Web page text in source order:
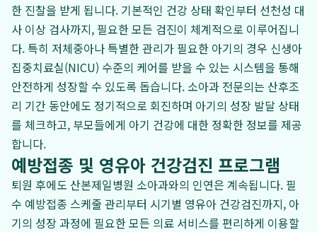
한 진찰을 받게 됩니다. 기본적인 건강 상태 확인부터 선천성 대
사 이상 검사까지, 필요한 모든 검진이 체계적으로 이루어집니
다. 특히 저체중아나 특별한 관리가 필요한 아기의 경우 신생아
집중치료실(NICU) 수준의 케어를 받을 수 있는 시스템을 통해
안전하게 성장할 수 있도록 돕습니다. 소아과 전문의는 산후조
리 기간 동안에도 정기적으로 회진하며 아기의 성장 발달 상태
를 체크하고, 부모들에게 아기 건강에 대한 정확한 정보를 제공
합니다.
예방접종 및 영유아 건강검진 프로그램
퇴원 후에도 산본제일병원 소아과와의 인연은 계속됩니다. 필
수 예방접종 스케줄 관리부터 시기별 영유아 건강검진까지, 아
기의 성장 과정에 필요한 모든 의료 서비스를 편리하게 이용할